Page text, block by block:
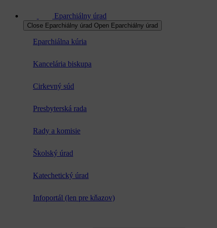
Eparchiálny úrad
Close Eparchiálny úrad Open Eparchiálny úrad
Eparchiálna kúria
Kancelária biskupa
Cirkevný súd
Presbyterská rada
Rady a komisie
Školský úrad
Katechetický úrad
Infoportál (len pre kňazov)